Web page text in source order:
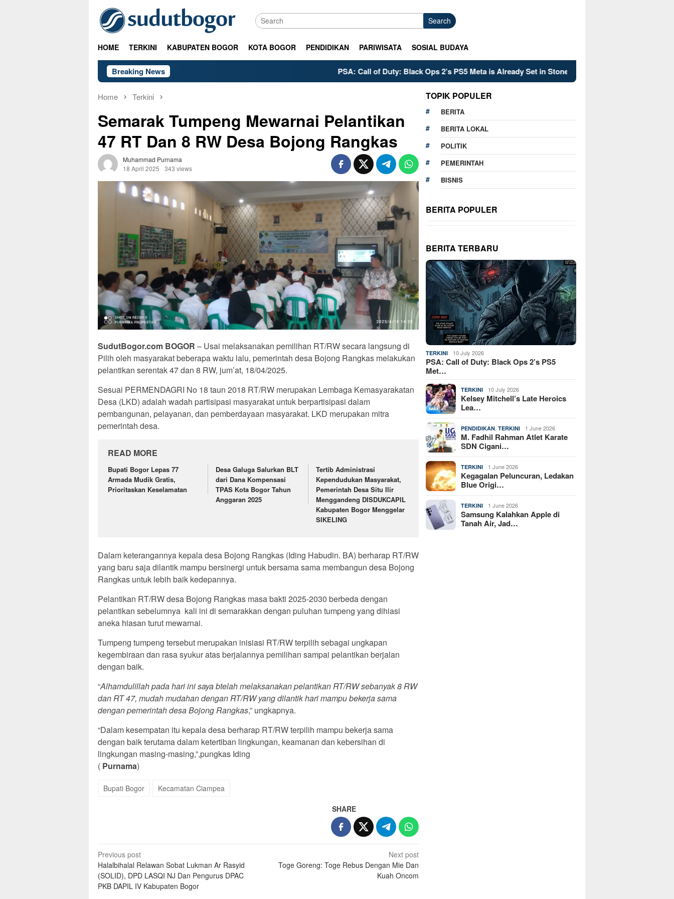
content
Search
HOME TERKINI KABUPATEN BOGOR KOTA BOGOR PENDIDIKAN PARIWISATA SOSIAL BUDAYA
Breaking News PSA: Call of Duty: Black Ops 2’s PS5 Meta is Already Set in Stone
Home Terkini
Semarak Tumpeng Mewarnai Pelantikan
47 RT Dan 8 RW Desa Bojong Rangkas
Muhammad Purnama
18 April 2025
343 views
SudutBogor.com BOGOR – Usai melaksanakan pemilihan RT/RW secara langsung di
Pilih oleh masyarakat beberapa waktu lalu, pemerintah desa Bojong Rangkas melakukan
pelantikan serentak 47 dan 8 RW, jum’at, 18/04/2025.
Sesuai PERMENDAGRI No 18 taun 2018 RT/RW merupakan Lembaga Kemasyarakatan
Desa (LKD) adalah wadah partisipasi masyarakat untuk berpartisipasi dalam
pembangunan, pelayanan, dan pemberdayaan masyarakat. LKD merupakan mitra
pemerintah desa.
READ MORE
Bupati Bogor Lepas 77
Armada Mudik Gratis,
Prioritaskan Keselamatan
Desa Galuga Salurkan BLT
dari Dana Kompensasi
TPAS Kota Bogor Tahun
Anggaran 2025
Tertib Administrasi
Kependudukan Masyarakat,
Pemerintah Desa Situ Ilir
Menggandeng DISDUKCAPIL
Kabupaten Bogor Menggelar
SIKELING
Dalam keterangannya kepala desa Bojong Rangkas (Iding Habudin. BA) berharap RT/RW
yang baru saja dilantik mampu bersinergi untuk bersama sama membangun desa Bojong
Rangkas untuk lebih baik kedepannya.
Pelantikan RT/RW desa Bojong Rangkas masa bakti 2025-2030 berbeda dengan
pelantikan sebelumnya kali ini di semarakkan dengan puluhan tumpeng yang dihiasi
aneka hiasan turut mewarnai.
Tumpeng tumpeng tersebut merupakan inisiasi RT/RW terpilih sebagai ungkapan
kegembiraan dan rasa syukur atas berjalannya pemilihan sampai pelantikan berjalan
dengan baik.
“Alhamdulillah pada hari ini saya btelah melaksanakan pelantikan RT/RW sebanyak 8 RW
dan RT 47, mudah mudahan dengan RT/RW yang dilantik hari mampu bekerja sama
dengan pemerintah desa Bojong Rangkas,” ungkapnya.
“Dalam kesempatan itu kepala desa berharap RT/RW terpilih mampu bekerja sama
dengan baik terutama dalam ketertiban lingkungan, keamanan dan kebersihan di
lingkungan masing-masing,”,pungkas Iding
( Purnama)
Bupati Bogor Kecamatan Ciampea
SHARE
Post
navigation
Previous post
Halalbihalal Relawan Sobat Lukman Ar Rasyid
(SOLID), DPD LASQI NJ Dan Pengurus DPAC
PKB DAPIL IV Kabupaten Bogor
Next post
Toge Goreng: Toge Rebus Dengan Mie Dan
Kuah Oncom
TOPIK POPULER
BERITA
BERITA LOKAL
POLITIK
PEMERINTAH
BISNIS
BERITA POPULER
BERITA TERBARU
TERKINI 10 July 2026
PSA: Call of Duty: Black Ops 2’s PS5
Met…
TERKINI 10 July 2026
Kelsey Mitchell’s Late Heroics
Lea…
PENDIDIKAN ,TERKINI 1 June 2026
M. Fadhil Rahman Atlet Karate
SDN Cigani…
TERKINI 1 June 2026
Kegagalan Peluncuran, Ledakan
Blue Origi…
TERKINI 1 June 2026
Samsung Kalahkan Apple di
Tanah Air, Jad…